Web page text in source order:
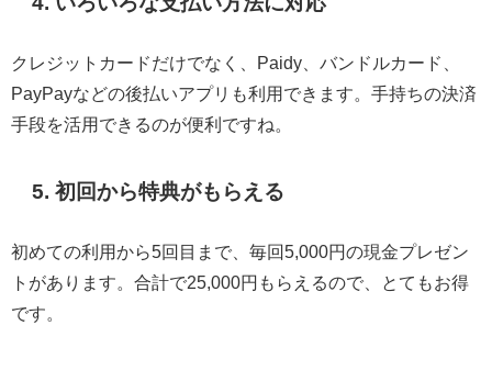
クレジットカードだけでなく、Paidy、バンドルカード、
PayPayなどの後払いアプリも利用できます。手持ちの決済
手段を活用できるのが便利ですね。
5. 初回から特典がもらえる
初めての利用から5回目まで、毎回5,000円の現金プレゼン
トがあります。合計で25,000円もらえるので、とてもお得
です。